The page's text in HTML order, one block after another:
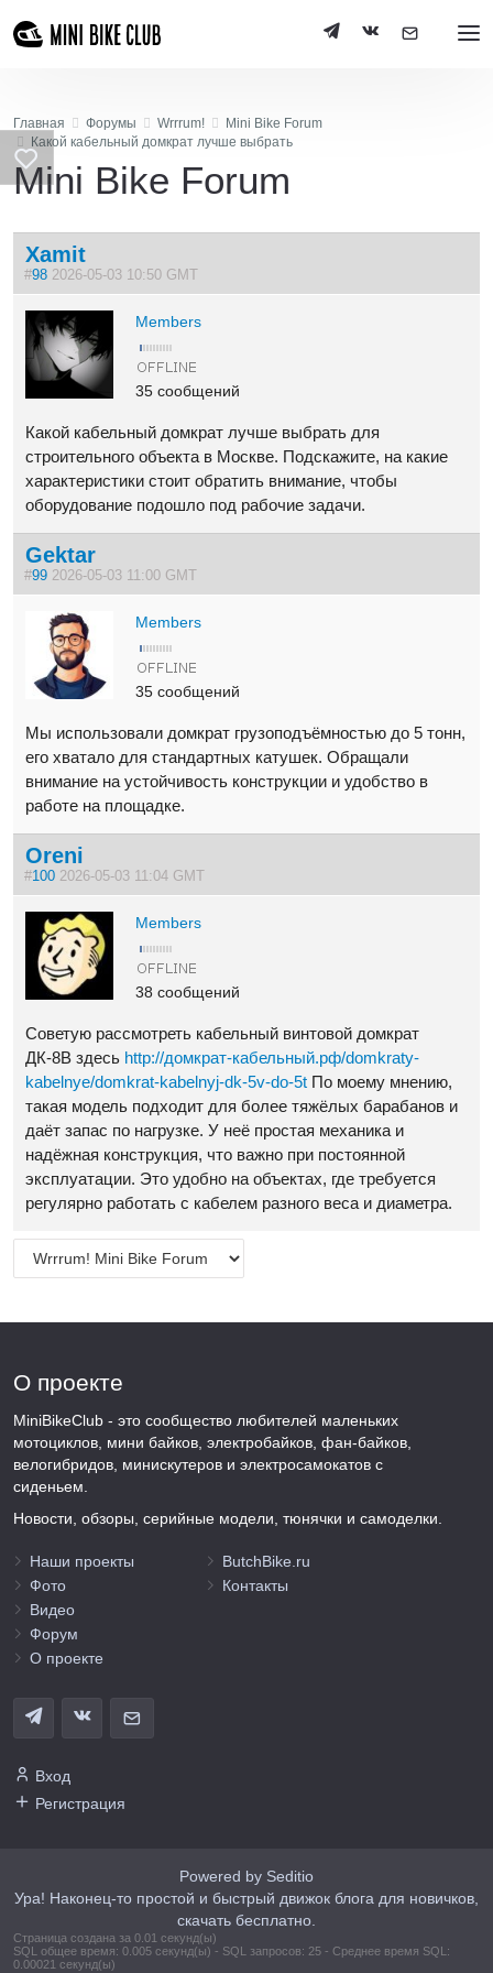
Главная Форумы Wrrrum!
Mini Bike Forum
Какой кабельный домкрат лучше выбрать
Mini Bike Forum
Xamit
#98 2026-05-03 10:50 GMT
Members
35 сообщений
Какой кабельный домкрат лучше выбрать для
строительного объекта в Москве. Подскажите, на какие
характеристики стоит обратить внимание, чтобы
оборудование подошло под рабочие задачи.
Gektar
#99 2026-05-03 11:00 GMT
Members
35 сообщений
Мы использовали домкрат грузоподъёмностью до 5 тонн,
его хватало для стандартных катушек. Обращали
внимание на устойчивость конструкции и удобство в
работе на площадке.
Oreni
#100 2026-05-03 11:04 GMT
Members
38 сообщений
Советую рассмотреть кабельный винтовой домкрат
ДК-8В здесь http://домкрат-кабельный.рф/domkraty-
kabelnye/domkrat-kabelnyj-dk-5v-do-5t По моему мнению,
такая модель подходит для более тяжёлых барабанов и
даёт запас по нагрузке. У неё простая механика и
надёжная конструкция, что важно при постоянной
эксплуатации. Это удобно на объектах, где требуется
регулярно работать с кабелем разного веса и диаметра.
О проекте
MiniBikeClub - это сообщество любителей маленьких
мотоциклов, мини байков, электробайков, фан-байков,
велогибридов, минискутеров и электросамокатов с
сиденьем.
Новости, обзоры, серийные модели, тюнячки и самоделки.
Наши проекты
Фото
Видео
Форум
О проекте
ButchBike.ru
Контакты
Вход
Регистрация
Powered by Seditio
Ура! Наконец-то простой и быстрый движок блога для новичков,
скачать бесплатно.
Страница создана за 0.01 секунд(ы)
SQL общее время: 0.005 секунд(ы) - SQL запросов: 25 - Среднее время SQL:
0.00021 секунд(ы)